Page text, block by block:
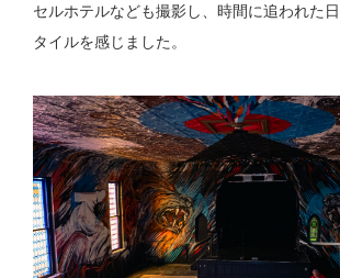
セルホテルなども撮影し、時間に追われた
タイルを感じました。